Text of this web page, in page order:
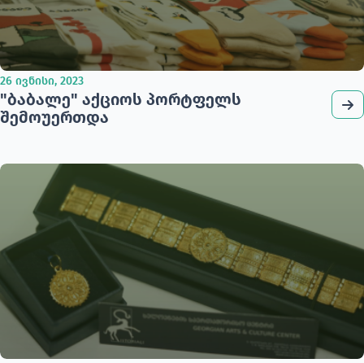
26 ივნისი, 2023
"ბაბალე" აქციოს პორტფელს
შემოუერთდა